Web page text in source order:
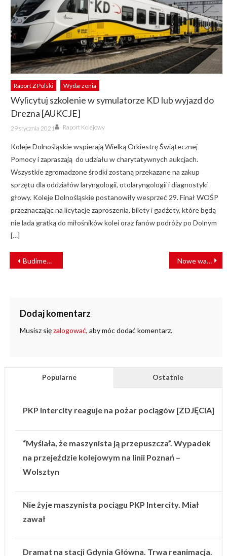
Raport Z Polski Wydarzenia
Wylicytuj szkolenie w symulatorze KD lub wyjazd do
Drezna [AUKCJE]
Posted
on
29 stycznia 2021 Author
Raport Kolejowy
Koleje Dolnośląskie wspierają Wielką Orkiestrę Świątecznej
Pomocy i zapraszają do udziału w charytatywnych aukcjach.
Wszystkie zgromadzone środki zostaną przekazane na zakup
sprzętu dla oddziałów laryngologii, otolaryngologii i diagnostyki
głowy. Koleje Dolnośląskie postanowiły wesprzeć 29. Finał WOŚP
przeznaczając na licytacje zaproszenia, bilety i gadżety, które będą
nie lada gratką do miłośników kolei oraz fanów podróży po Dolnym
[…]
NAWIGACJA
WPISU
Budimex zrealizuje fundamenty pod terminal w ramach programu Port Polska Nowe wagony COMBO w PKP Intercity
Dodaj komentarz
Musisz sięzalogować, aby móc dodać komentarz.
Popularne Ostatnie
PKP Intercity reaguje na pożar pociągów [ZDJĘCIA]
“Myślała, że maszynista ją przepuszcza”. Wypadek
na przejeździe kolejowym na linii Poznań –
Wolsztyn
Nie żyje maszynista pociągu PKP Intercity. Miał
zawał
Dramat na stacji Gdynia Główna. Trwa reanimacja.